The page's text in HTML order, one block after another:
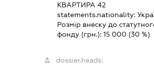
КВАРТИРА 42
statements.nationality:
Розмір внеску до
фонду (грн.):15 000 (30 %)
dossier.heads: